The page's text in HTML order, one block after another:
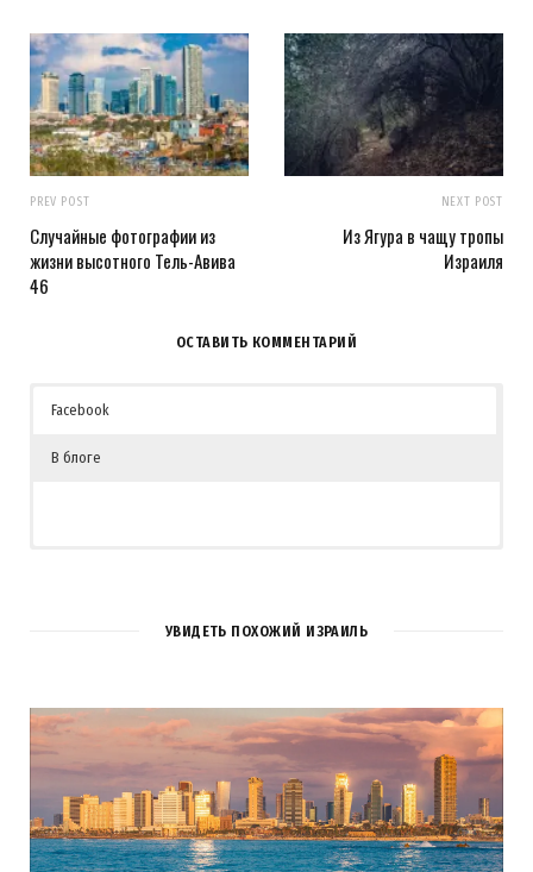
PREV POST
Случайные фотографии из
жизни высотного Тель-Авива
46
NEXT POST
Из Ягура в чащу тропы
Израиля
ОСТАВИТЬ КОММЕНТАРИЙ
Facebook
В блоге
УВИДЕТЬ ПОХОЖИЙ ИЗРАИЛЬ